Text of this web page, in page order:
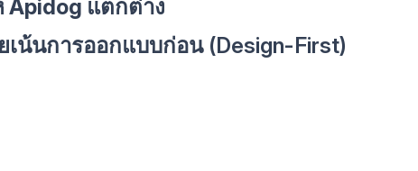
แตกต่าง
เน้นการออกแบบก่อน (Design-First)